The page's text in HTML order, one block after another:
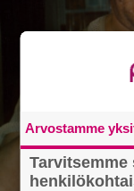
Arvostamme